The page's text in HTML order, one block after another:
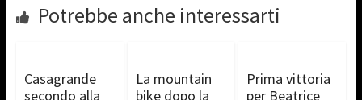
Potrebbe anche interessarti
Casagrande
secondo alla
La mountain
bike dopo la
Prima vittoria
per Beatrice